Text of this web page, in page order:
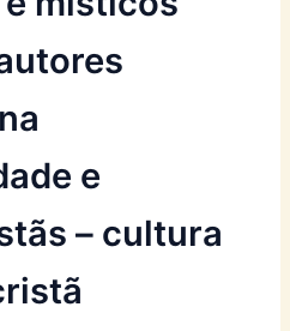
e
– cultura